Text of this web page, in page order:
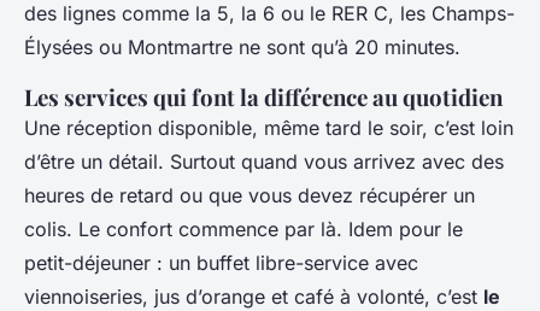
des lignes comme la 5, la 6 ou le RER C, les Champs-
Élysées ou Montmartre ne sont qu’à 20 minutes.
Les services qui font la différence au quotidien
Une réception disponible, même tard le soir, c’est loin
d’être un détail. Surtout quand vous arrivez avec des
heures de retard ou que vous devez récupérer un
colis. Le confort commence par là. Idem pour le
petit-déjeuner : un buffet libre-service avec
viennoiseries, jus d’orange et café à volonté, c’est le